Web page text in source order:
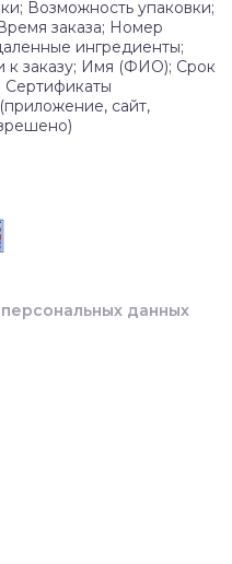
Возможность упаковки;
заказа; Номер
ингредиенты;
к заказу; Имя (ФИО); Срок
Сертификаты
сайт,
данных